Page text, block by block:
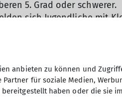
5. Grad oder schwerer.
sich Jugendliche mit
anbieten zu können und
für soziale Medien,
haben oder die sie